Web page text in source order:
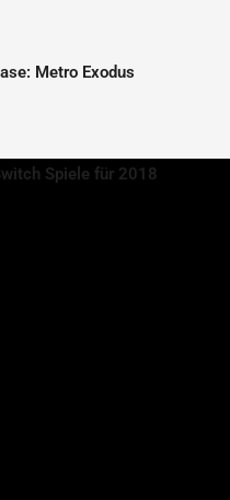
Metro Exodus
Spiele für 2018